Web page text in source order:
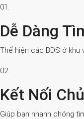
01.
Dễ Dàng
Thể hiện các BDS ở khu
02.
Kết Nối
Giúp bạn nhanh chóng